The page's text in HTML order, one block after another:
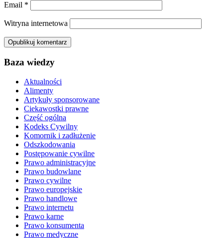
Email *
Witryna internetowa
Baza wiedzy
Aktualności
Alimenty
Artykuły sponsorowane
Ciekawostki prawne
Część ogólna
Kodeks Cywilny
Komornik i zadłużenie
Odszkodowania
Postępowanie cywilne
Prawo administracyjne
Prawo budowlane
Prawo cywilne
Prawo europejskie
Prawo handlowe
Prawo internetu
Prawo karne
Prawo konsumenta
Prawo medyczne